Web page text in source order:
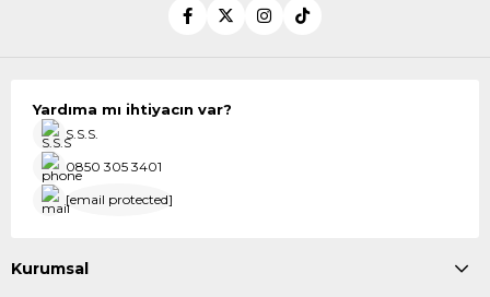
Yardıma mı ihtiyacın var?
S.S.S.
0850 305 3401
[email protected]
Kurumsal